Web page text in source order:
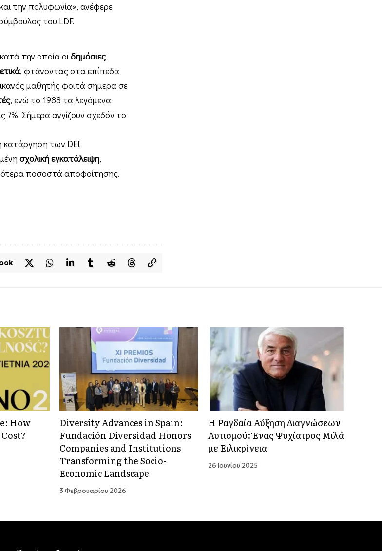
την πολυφωνία», ανέφερε
του LDF.
την οποία οιδημόσιες
, φτάνοντας στα επίπεδα
μαθητής φοιτά σήμερα σε
, ενώ το 1988 τα λεγόμενα
7%. Σήμερα αγγίζουν σχεδόν το
η κατάργηση των DEI
σχολική εγκατάλειψη,
ποσοστά αποφοίτησης.
How
Diversity Advances in Spain:
Fundación Diversidad Honors
Companies and Institutions
Transforming the Socio-
Economic Landscape
3 Φεβρουαρίου 2026
Η Ραγδαία Αύξηση Διαγνώσεων
Αυτισμού: Ένας Ψυχίατρος Μιλά
με Ειλικρίνεια
26 Ιουνίου 2025